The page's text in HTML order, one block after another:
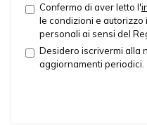
Confermo di aver letto l'
le condizioni e autorizzo
personali ai sensi del
Desidero iscrivermi alla
aggiornamenti periodici.